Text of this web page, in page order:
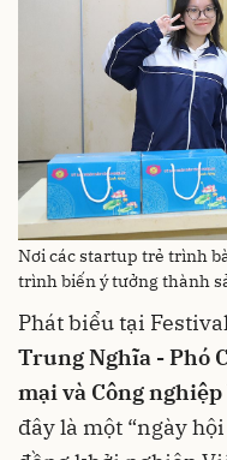
Nơi các startup trẻ trình
trình biến ý tưởng thành
Phát biểu tại
Trung Nghĩa - Phó
mại và Công
đây là một “ngày